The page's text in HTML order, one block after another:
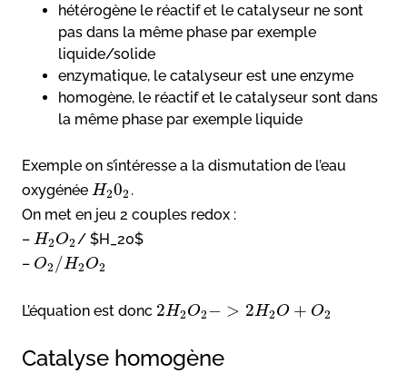
hétérogène le réactif et le catalyseur ne sont
pas dans la même phase par exemple
liquide/solide
enzymatique, le catalyseur est une enzyme
homogène, le réactif et le catalyseur sont dans
la même phase par exemple liquide
Exemple on s’intéresse a la dismutation de l’eau
oxygénée H202 .
On met en jeu 2 couples redox :
– H2O2/ $H_20$
– O2 /H2O2
L’équation est donc 2H2O2− > 2H2O + O2
Catalyse homogène